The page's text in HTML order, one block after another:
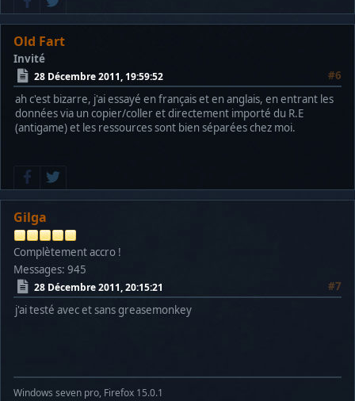
Old Fart
Invité
28 Décembre 2011, 19:59:52
#6
ah c'est bizarre, j'ai essayé en français et en anglais, en entrant les
données via un copier/coller et directement importé du R.E
(antigame) et les ressources sont bien séparées chez moi.
Gilga
Complètement accro !
Messages: 945
28 Décembre 2011, 20:15:21
#7
j'ai testé avec et sans greasemonkey
Windows seven pro, Firefox 15.0.1